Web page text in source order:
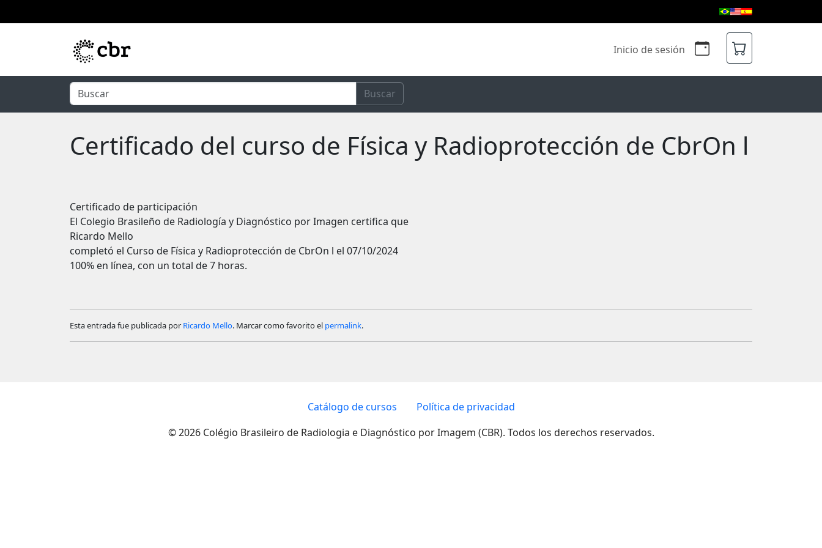
Inicio de sesión
Buscar
Certificado del curso de Física y Radioprotección de CbrOn l
Certificado de participación
El Colegio Brasileño de Radiología y Diagnóstico por Imagen certifica que
Ricardo Mello
completó el Curso de Física y Radioprotección de CbrOn l el 07/10/2024
100% en línea, con un total de 7 horas.
Esta entrada fue publicada por Ricardo Mello. Marcar como favorito el permalink.
Catálogo de cursos
Política de privacidad
© 2026 Colégio Brasileiro de Radiologia e Diagnóstico por Imagem (CBR). Todos los derechos reservados.